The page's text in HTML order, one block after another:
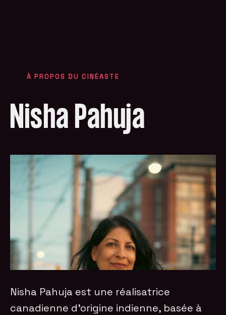
À PROPOS DU CINÉASTE
Nisha Pahuja
Nisha Pahuja est une réalisatrice
canadienne d’origine indienne, basée à